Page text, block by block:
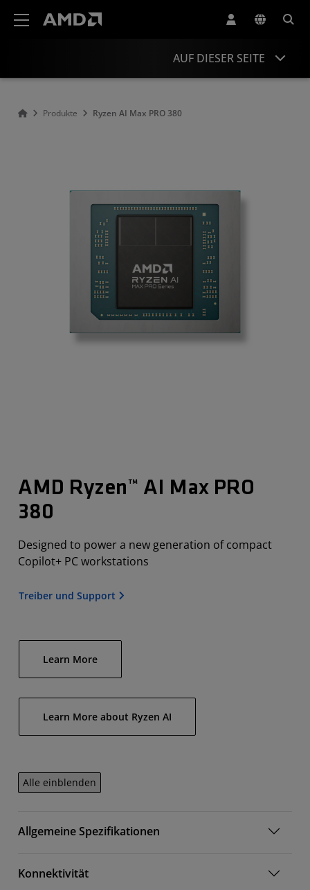
AUF DIESER SEITE
Produkte Ryzen AI Max PRO 380
AMD Ryzen™ AI Max PRO
380
Designed to power a new generation of compact
Copilot+ PC workstations
Treiber und Support
Learn More
Learn More about Ryzen AI
Alle einblenden
Allgemeine Spezifikationen
Konnektivität